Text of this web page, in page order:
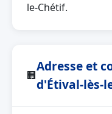
le-Chétif.
🏢
Adresse et
d'Étival-lès-